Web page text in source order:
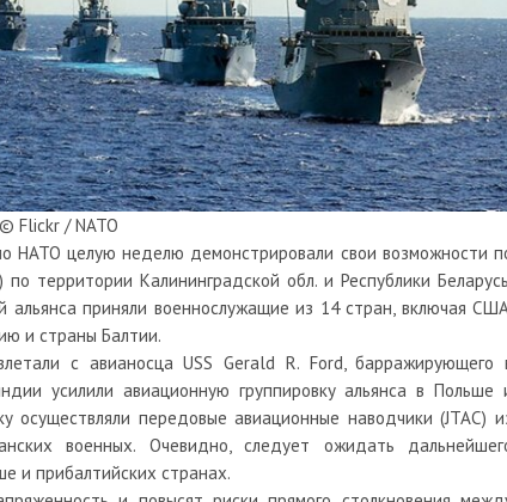
© Flickr / NATO
НАТО целую неделю демонстрировали свои возможности
территории Калининградской обл. и Республики
приняли военнослужащие из 14 стран, включая
и страны Балтии.
с авианосца USS Gerald R. Ford, барражирующего
усилили авиационную группировку альянса в Польше
осуществляли передовые авиационные наводчики (JTAC)
военных. Очевидно, следует ожидать
и прибалтийских странах.